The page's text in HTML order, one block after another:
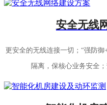
安全无线
更安全的无线连接一切；“强防
隔离，保核心业务安全